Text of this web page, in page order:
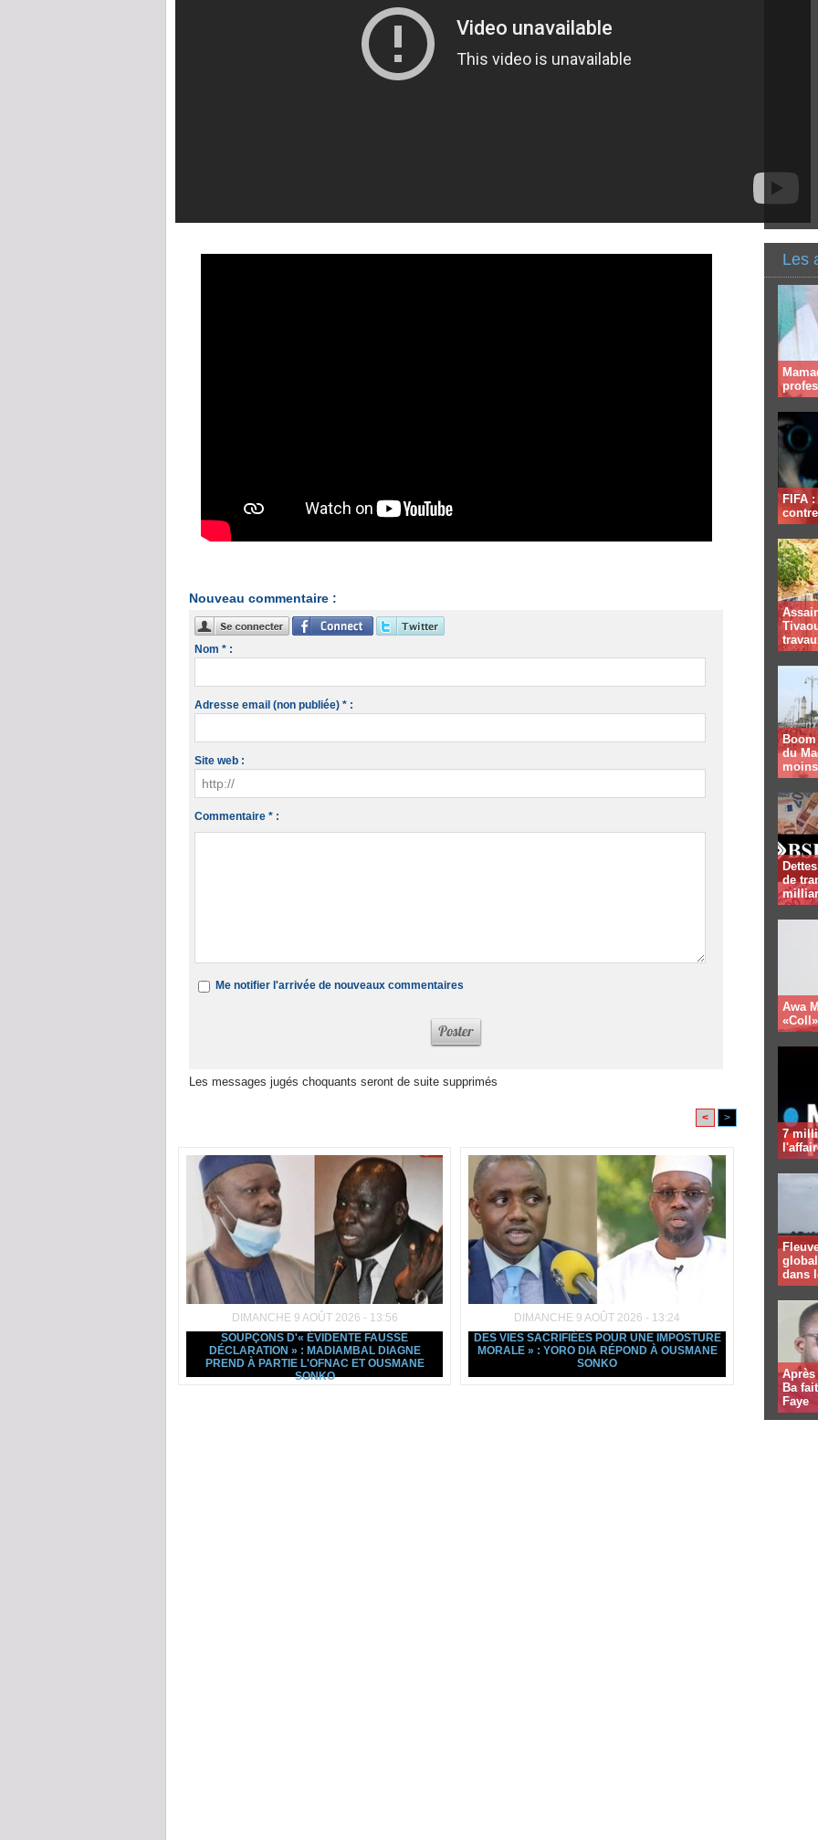
Nouveau commentaire :
Nom * :
Adresse email (non publiée) * :
Site web :
Commentaire * :
Me notifier l'arrivée de nouveaux commentaires
Les messages jugés choquants seront de suite supprimés
< >
DIMANCHE 9 AOÛT 2026 - 13:56
SOUPÇONS D'« ÉVIDENTE FAUSSE
DÉCLARATION » : MADIAMBAL DIAGNE
PREND À PARTIE L'OFNAC ET OUSMANE
SONKO
DIMANCHE 9 AOÛT 2026 - 13:24
DES VIES SACRIFIÉES POUR UNE IMPOSTURE
MORALE » : YORO DIA RÉPOND À OUSMANE
SONKO
Les
FIFA
du
de
Awa
7
dans
Ba
Faye